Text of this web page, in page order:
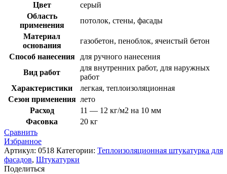
Цвет
серый
Область
применения
потолок, стены, фасады
Материал
основания
газобетон, пеноблок, ячеистый бетон
Способ нанесения
для ручного нанесения
Вид работ
для внутренних работ, для наружных
работ
Характеристики
легкая, теплоизоляционная
Сезон применения лето
Расход
11 — 12 кг/м2 на 10 мм
Фасовка
20 кг
Сравнить
Избранное
Артикул: 0518 Категории: Теплоизоляционная штукатурка для
фасадов, Штукатурки
Поделиться